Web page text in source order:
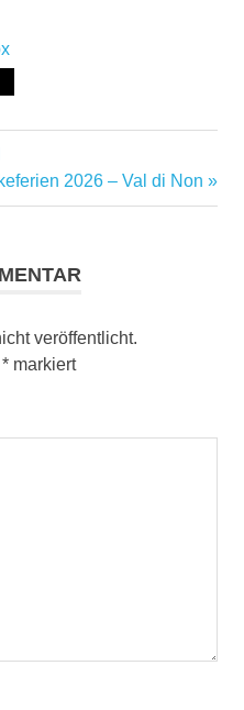
2026 – Val di Non
veröffentlicht.
* markiert